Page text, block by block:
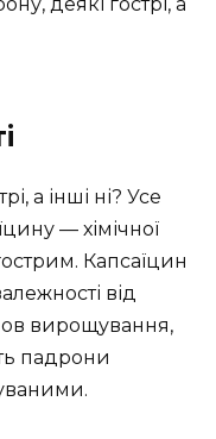
деякі гострі, а
а інші ні? Усе
— хімічної
Капсаїцин
від
вирощування,
падрони